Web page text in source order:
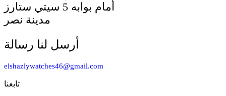
أمام بوابه 5 سيتي ستارز
مدينة نصر
أرسل لنا رسالة
elshazlywatches46@gmail.com
تابعنا